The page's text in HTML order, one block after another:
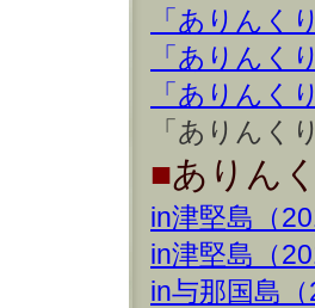
「ありんく
「ありんく
「ありんく
「ありんく
■ありん
in津堅島（
in津堅島（
in与那国島